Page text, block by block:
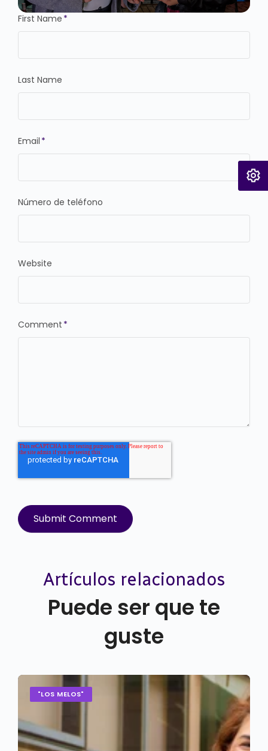
First Name *
Last Name
Email *
Número de teléfono
Website
Comment *
Artículos relacionados
Puede ser que te
guste
"LOS MELOS"